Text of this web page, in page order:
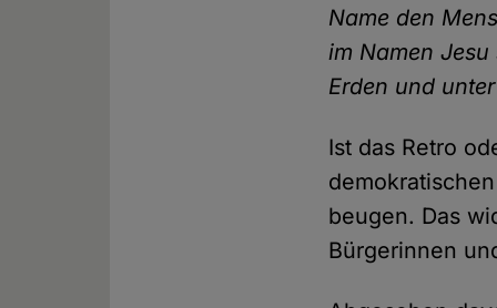
Name den
im Namen
Erden und
Ist das Retro
beugen. Das
Bürgerinnen